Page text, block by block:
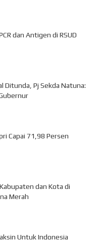
dan Antigen di RSUD
Ditunda, Pj Sekda Natuna:
Capai 71,98 Persen
dan Kota di
Merah
Untuk Indonesia